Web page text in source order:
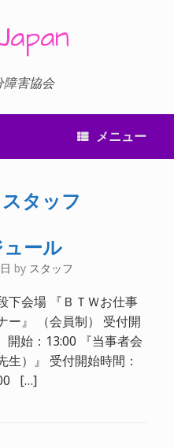
障害協会
メニュー
スタッフ
ール
by スタッフ
下会場 『ＢＴＷお仕事
ー』 （会員制） 受付開
始：13:00 『当事者会
生）』 受付開始時間：
[…]